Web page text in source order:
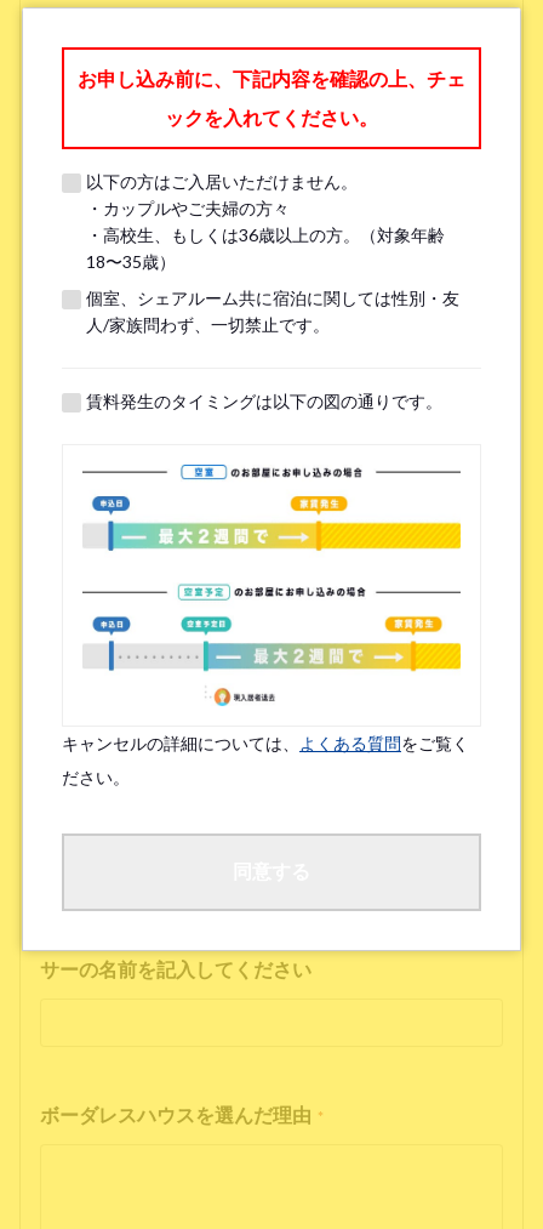
*
勤務先名、学校名 *
※無職の方は無しとご記入ください
提携機関 ※以下の提携機関に所属されている方はお選び下さい。
ボーダレスハウスを知ったきっかけ *
検索エンジン（Google／Yahoo! など）
広告を見て（Google広告／SNS広告 など）
物件ポータルサイト
ブログやWeb記事を読んで
友人/知人からの口コミ
所属先からの紹介
SNSインフルエンサーの投稿を見た
サーの名前を記入してください
ボーダレスハウスを選んだ理由 *
お申し込み前に、下記内容を確認の上、チェ
ックを入れてください。
以下の方はご入居いただけません。
・カップルやご夫婦の方々
・高校生、もしくは36歳以上の方。（対象年齢
18〜35歳）
個室、シェアルーム共に宿泊に関しては性別・友
人/家族問わず、一切禁止です。
賃料発生のタイミングは以下の図の通りです。
キャンセルの詳細については、 よくある質問をご覧く
ださい。